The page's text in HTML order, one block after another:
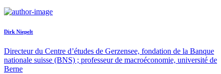
Dirk Niepelt
Directeur du Centre d’études de Gerzensee, fondation de la Banque
nationale suisse (BNS) ; professeur de macroéconomie, université de
Berne